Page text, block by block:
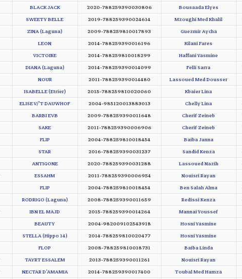
Bousaada Elyes
2020-788259390030806
BLACK JACK
Mzoughi Med Khalil
2019-788259390024614
SWEETY BELLE
Guezmir Aycha
2009-788259810017893
ZINA (Laguna)
Kilani Fares
2014-788259390016196
LEON
Haffani Yasmine
2014-788259810018299
VICTOIRE
Felli Sarra
2014-788259390014099
DIANA (Laguna)
Lassoued Med Dousser
2011-788259390014480
NOUR
Kbaier Lina
2015-788259810020060
ISABELLE (Etrier)
Chelly Lina
2004-985120013883013
ELISE V/'T DAUWHOF
Cherif Zeineb
2009-788259390011648
BARBI EVB
Cherif Zeineb
2011-788259390006906
SAKE
Baiba Janna
2004-788259810018454
FLIP
Sandid Kenza
2016-788259390031237
STAR
Lassoued Nazih
2020-788259390031288
ANTIGONE
Nouisri Rayan
2011-788259390006954
ESSAHM
Ben Salah Alma
2004-788259810018454
FLIP
Redissi Kenza
2008-788259390011659
RODRIGO (Laguna)
Mannai Youssef
2015-788259390014264
IBN EL MAJD
Hosni Yasmine
2004-982009102543918
BEAUTY
Hosni Yasmine
2014-788259810020477
STELLA (Hippo 14)
Baiba Linda
2008-788259810018731
FLOP
Nouisri Rayan
2013-788259390011261
TAYRT ESSALEM
Toubal Med Hamza
2014-788259390017400
NECTAR D'AMAMIA